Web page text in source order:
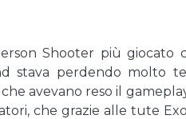
Shooter più giocato
stava perdendo molto
avevano reso il
che grazie alle tute